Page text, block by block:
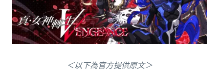
＜以下為官方提供原文＞